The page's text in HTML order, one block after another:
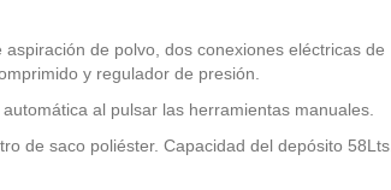
de polvo, dos conexiones eléctricas de
y regulador de presión.
al pulsar las herramientas manuales.
de saco poliéster. Capacidad del depósito 58Lts.